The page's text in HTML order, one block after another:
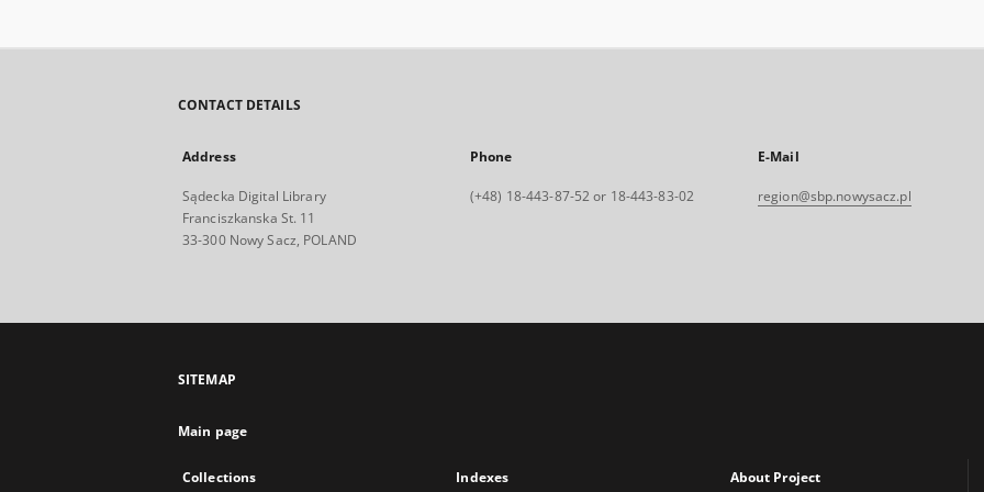
CONTACT DETAILS
Address
Sądecka Digital Library
Franciszkanska St. 11
33-300 Nowy Sacz, POLAND
Phone
(+48) 18-443-87-52 or 18-443-83-02
E-Mail
region@sbp.nowysacz.pl
SITEMAP
Main page
Collections Indexes About Project